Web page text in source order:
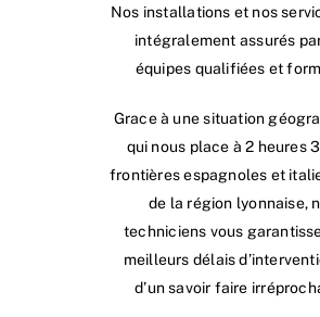
Nos installations et nos
intégralement assurés
équipes qualifiées et
Grace à une situation
qui nous place à 2 heures
frontières espagnoles et
de la région lyonnaise,
techniciens vous
meilleurs délais
d’un savoir faire